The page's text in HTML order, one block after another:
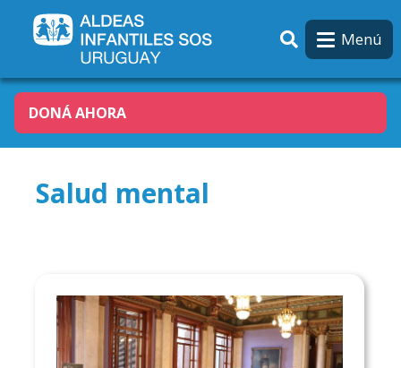
Menú
DONÁ AHORA
Salud mental